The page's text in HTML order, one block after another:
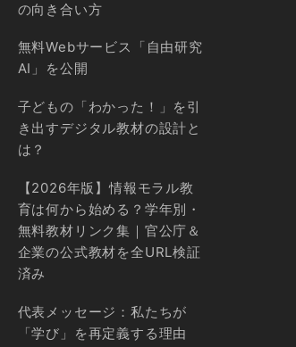
の向き合い方
無料Webサービス「自由研究
AI」を公開
子どもの「わかった！」を引
き出すデジタル教材の設計と
は？
【2026年版】情報モラル教
育は何から始める？学年別・
無料教材リンク集｜官公庁＆
企業の公式教材を全URL検証
済み
代表メッセージ：私たちが
「学び」を再定義する理由